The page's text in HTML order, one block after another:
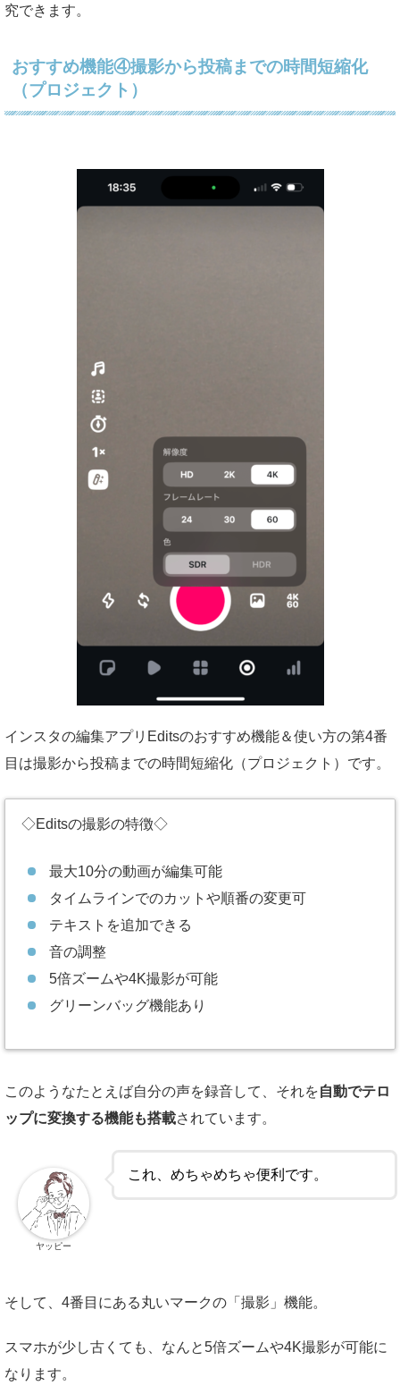
究できます。
おすすめ機能④撮影から投稿までの時間短縮化
（プロジェクト）
インスタの編集アプリEditsのおすすめ機能＆使い方の第4番
目は撮影から投稿までの時間短縮化（プロジェクト）です。
◇Editsの撮影の特徴◇
最大10分の動画が編集可能
タイムラインでのカットや順番の変更可
テキストを追加できる
音の調整
5倍ズームや4K撮影が可能
グリーンバッグ機能あり
このようなたとえば自分の声を録音して、それを自動でテロ
ップに変換する機能も搭載されています。
これ、めちゃめちゃ便利です。
ヤッピー
そして、4番目にある丸いマークの「撮影」機能。
スマホが少し古くても、なんと5倍ズームや4K撮影が可能に
なります。